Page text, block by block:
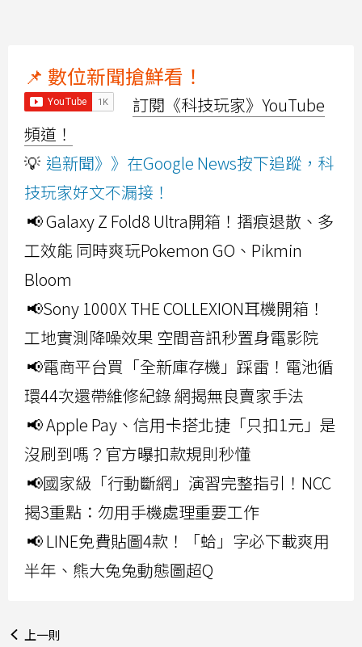
📌 數位新聞搶鮮看！
訂閱《科技玩家》YouTube
頻道！
💡 追新聞》》在Google News按下追蹤，科
技玩家好文不漏接！
📢 Galaxy Z Fold8 Ultra開箱！摺痕退散、多
工效能 同時爽玩Pokemon GO、Pikmin
Bloom
📢Sony 1000X THE COLLEXION耳機開箱！
工地實測降噪效果 空間音訊秒置身電影院
📢電商平台買「全新庫存機」踩雷！電池循
環44次還帶維修紀錄 網揭無良賣家手法
📢 Apple Pay、信用卡搭北捷「只扣1元」是
沒刷到嗎？官方曝扣款規則秒懂
📢國家級「行動斷網」演習完整指引！NCC
揭3重點：勿用手機處理重要工作
📢 LINE免費貼圖4款！「蛤」字必下載爽用
半年、熊大兔兔動態圖超Q
上一則